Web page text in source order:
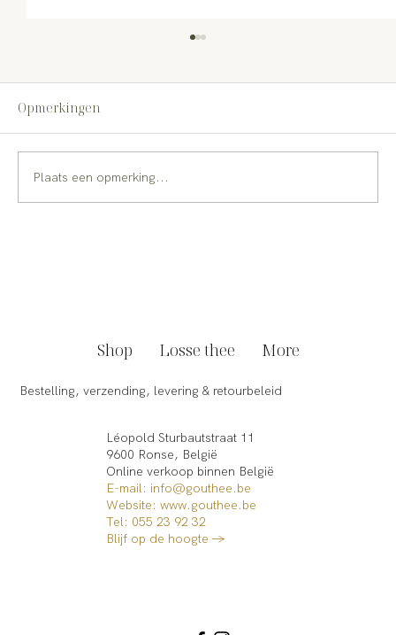
Opmerkingen
Plaats een opmerking...
Shop Losse thee More
Bestelling, verzending, levering & retourbeleid
Léopold Sturbautstraat 11
9600 Ronse, België
Online verkoop binnen België​
E-mail: info@gouthee.be
Website: www.gouthee.be
Tel: 055 23 92 32
Blijf op de hoogte →